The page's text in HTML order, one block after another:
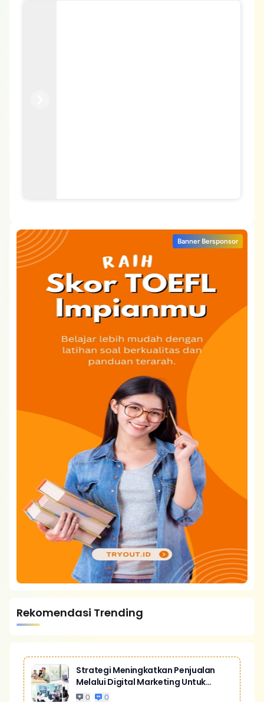
Banner Bersponsor
Rekomendasi Trending
Strategi Meningkatkan Penjualan
Melalui Digital Marketing Untuk
Bisnis Yang Lebih Kompetitif
0 0